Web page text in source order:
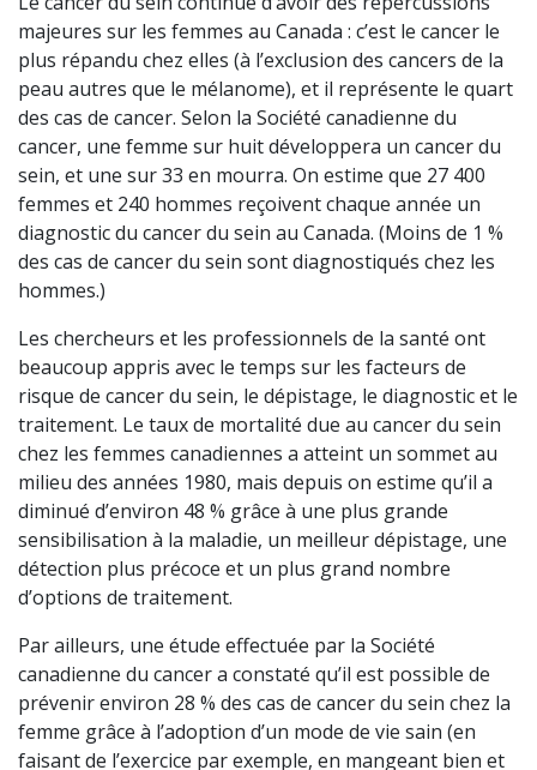
majeures sur les femmes au Canada : c’est le cancer le
plus répandu chez elles (à l’exclusion des cancers de la
peau autres que le mélanome), et il représente le quart
des cas de cancer. Selon la Société canadienne du
cancer, une femme sur huit développera un cancer du
sein, et une sur 33 en mourra. On estime que 27 400
femmes et 240 hommes reçoivent chaque année un
diagnostic du cancer du sein au Canada. (Moins de 1 %
des cas de cancer du sein sont diagnostiqués chez les
hommes.)
Les chercheurs et les professionnels de la santé ont
beaucoup appris avec le temps sur les facteurs de
risque de cancer du sein, le dépistage, le diagnostic et le
traitement. Le taux de mortalité due au cancer du sein
chez les femmes canadiennes a atteint un sommet au
milieu des années 1980, mais depuis on estime qu’il a
diminué d’environ 48 % grâce à une plus grande
sensibilisation à la maladie, un meilleur dépistage, une
détection plus précoce et un plus grand nombre
d’options de traitement.
Par ailleurs, une étude effectuée par la Société
canadienne du cancer a constaté qu’il est possible de
prévenir environ 28 % des cas de cancer du sein chez la
femme grâce à l’adoption d’un mode de vie sain (en
faisant de l’exercice par exemple, en mangeant bien et